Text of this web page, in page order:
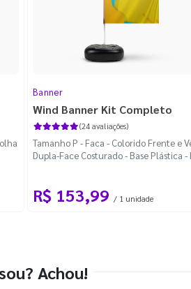
Banner
Wind Banner Kit Completo
(24 avaliações)
Tamanho P - Faca - Colorido Frente e
Dupla-Face Costurado - Base Plástica -
R$ 153,99 / 1 unidade
Achou!